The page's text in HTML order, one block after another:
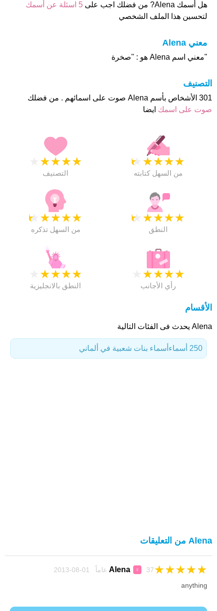
هل أسمك Alena? من فضلك اجب على
5 اسئلة عن أسمك
لتحسين هذا الملف الشخصي
معني Alena
"معني اسم Alena هو : "صخرة
التصنيف
301 الأشخاص بأسم Alena صوت على اسمائهم . من فضلك
صوت على اسمك ايضا
★
★
★
★
التصنيف
★
★
★
★
★
من السهل كتابته
★
★
★
★
★
من السهل تذكره
★
★
★
★
★
النطق
★
★
★
★
النطق بالانجليزية
★
★
★
★
رأي الأجانب
الأقسام
Alena يحدث فى الفئات التالية
أسماء بنات شعبية في ألماني 250 أسماء
Alena من التعليقات
Alena ♀ 37 عاماً 01-08-2013 ★
★
★
★
★
anything